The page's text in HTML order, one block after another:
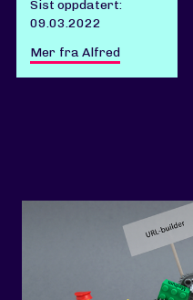
Sist oppdatert:
09.03.2022
Mer fra Alfred